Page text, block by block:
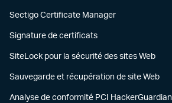
Sectigo Certificate Manager
Signature de certificats
SiteLock pour la sécurité des sites Web
Sauvegarde et récupération de site Web
Analyse de conformité PCI HackerGuardian